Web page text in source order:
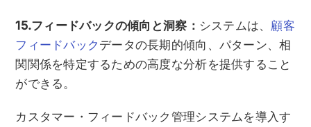
15.フィードバックの傾向と洞察： システムは、 顧客
フィードバック データの長期的傾向、パターン、相
関関係を特定するための高度な分析を提供すること
ができる。
カスタマー・フィードバック管理システムを導入す